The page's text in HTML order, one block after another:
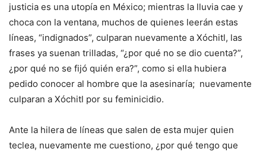
justicia es una utopía en México; mientras la lluvia cae y
choca con la ventana, muchos de quienes leerán estas
líneas, “indignados”, culparan nuevamente a Xóchitl, las
frases ya suenan trilladas, “¿por qué no se dio cuenta?”,
¿por qué no se fijó quién era?”, como si ella hubiera
pedido conocer al hombre que la asesinaría; nuevamente
culparan a Xóchitl por su feminicidio.
Ante la hilera de líneas que salen de esta mujer quien
teclea, nuevamente me cuestiono, ¿por qué tengo que